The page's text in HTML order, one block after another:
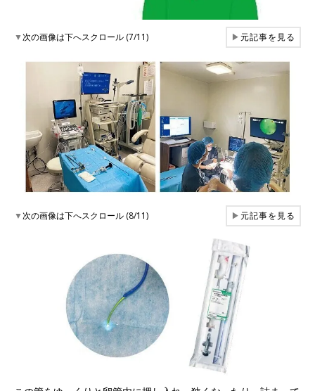
▼次の画像は下へスクロール (7/11) ▶元記事を見る
▼次の画像は下へスクロール (8/11) ▶元記事を見る